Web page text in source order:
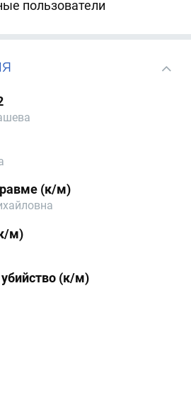
пользователи
(к/м)
м)
(к/м)